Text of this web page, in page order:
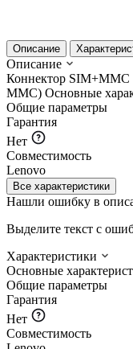
Описание
Описание
Коннектор SIM+MMC
MMC) Основные
Общие параметры
Гарантия
Нет
Совместимость
Lenovo
Все характеристики
Нашли ошибку в
Выделите текст с
Характеристики
Основные
Общие параметры
Гарантия
Нет
Совместимость